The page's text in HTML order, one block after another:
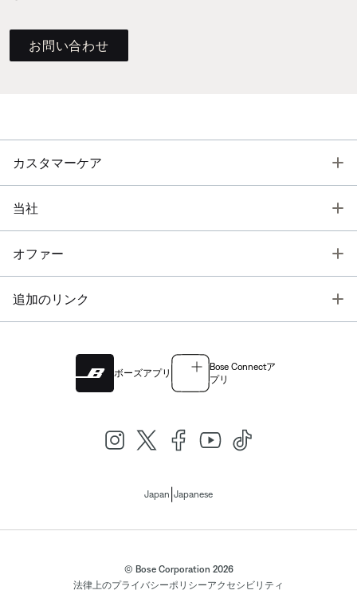
お問い合わせ
カスタマーケア
当社
オファー
追加のリンク
ボーズアプリ
Bose Connectア
プリ
Japan Japanese
© Bose Corporation 2026
法律上のプライバシーポリシーアクセシビリティ